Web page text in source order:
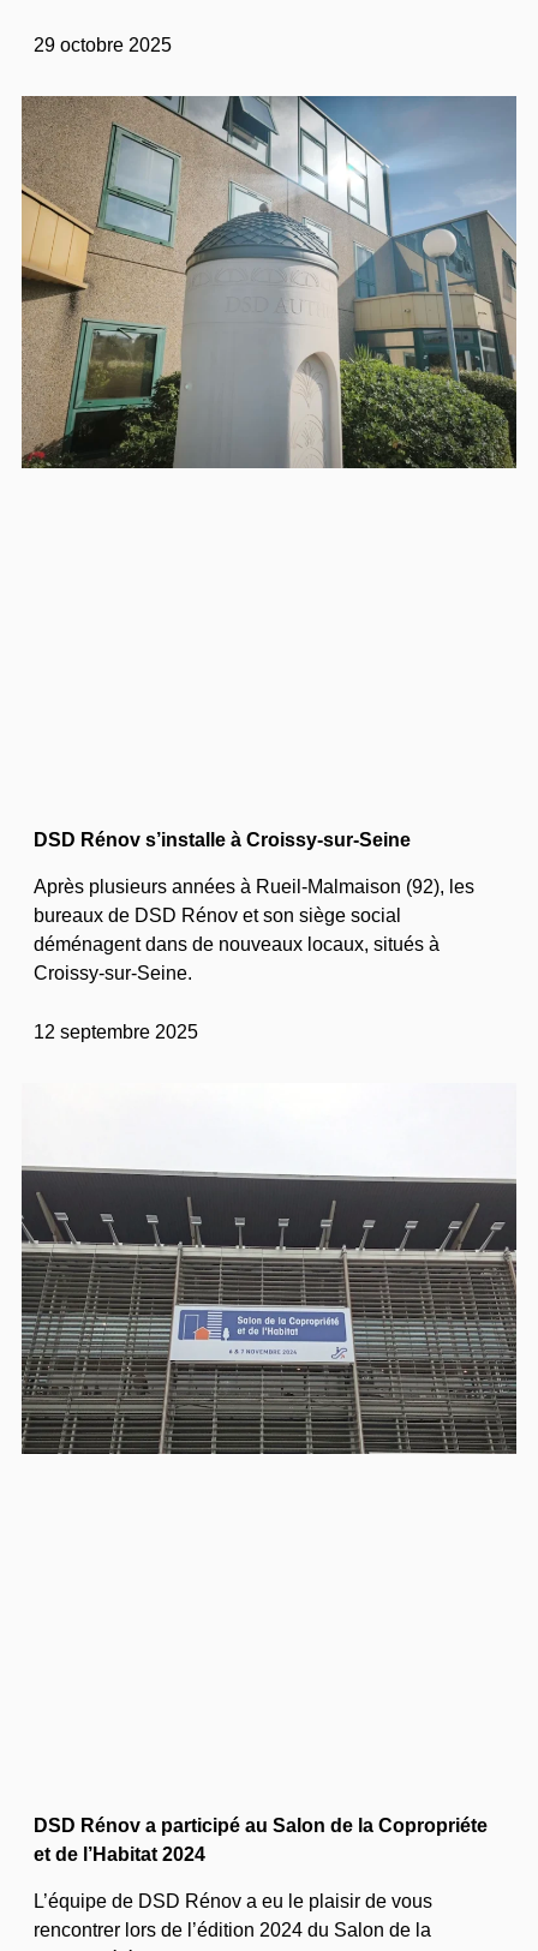
29 octobre 2025
DSD Rénov s’installe à Croissy-sur-Seine
Après plusieurs années à Rueil-Malmaison (92), les
bureaux de DSD Rénov et son siège social
déménagent dans de nouveaux locaux, situés à
Croissy-sur-Seine.
12 septembre 2025
DSD Rénov a participé au Salon de la Copropriéte
et de l’Habitat 2024
L’équipe de DSD Rénov a eu le plaisir de vous
rencontrer lors de l’édition 2024 du Salon de la